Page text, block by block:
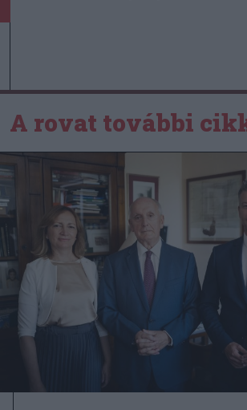
A rovat további